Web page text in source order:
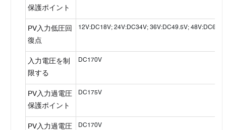
保護ポイント
PV入力低圧回
復点
12V:DC18V; 24V:DC34V; 36V:DC49.5V; 48V:DC65V;
入力電圧を制
限する
DC170V
PV入力過電圧
保護ポイント
DC175V
PV入力過電圧
DC170V